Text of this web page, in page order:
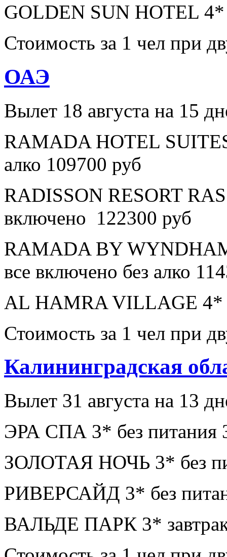
GOLDEN SUN HOTEL 4*
Стоимость за 1 чел при
ОАЭ
Вылет 18 августа на 15
RAMADA HOTEL
алко 109700 руб
RADISSON RESORT
включено 122300 руб
RAMADA BY
все включено без алко
AL HAMRA VILLAGE 4*
Стоимость за 1 чел при
Калининградская
Вылет 31 августа на 13
ЭРА СПА 3* без питания
ЗОЛОТАЯ НОЧЬ 3* без
РИВЕРСАЙД 3* без
ВАЛЬДЕ ПАРК 3*